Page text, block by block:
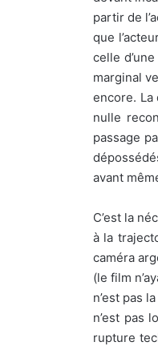
partir de
que
celle
marginal
encore. La
nulle
passage
avant
C’est la
à la
caméra
(le film
n’est pas
n’est pas
rupture